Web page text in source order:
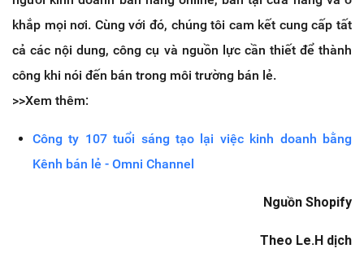
khắp mọi nơi. Cùng với đó, chúng tôi cam kết cung cấp tất
cả các nội dung, công cụ và nguồn lực cần thiết để thành
công khi nói đến bán trong môi trường bán lẻ.
>>Xem thêm:
Công ty 107 tuổi sáng tạo lại việc kinh doanh bằng
Kênh bán lẻ - Omni Channel
Nguồn Shopify
Theo Le.H dịch